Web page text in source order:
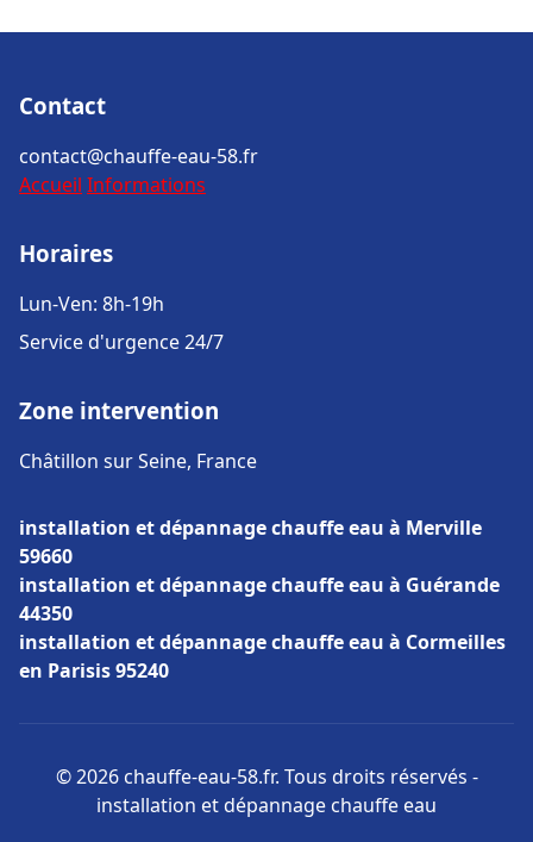
Contact
contact@chauffe-eau-58.fr
Accueil Informations
Horaires
Lun-Ven: 8h-19h
Service d'urgence 24/7
Zone intervention
Châtillon sur Seine, France
installation et dépannage chauffe eau à Merville
59660
installation et dépannage chauffe eau à Guérande
44350
installation et dépannage chauffe eau à Cormeilles
en Parisis 95240
© 2026 chauffe-eau-58.fr. Tous droits réservés -
installation et dépannage chauffe eau